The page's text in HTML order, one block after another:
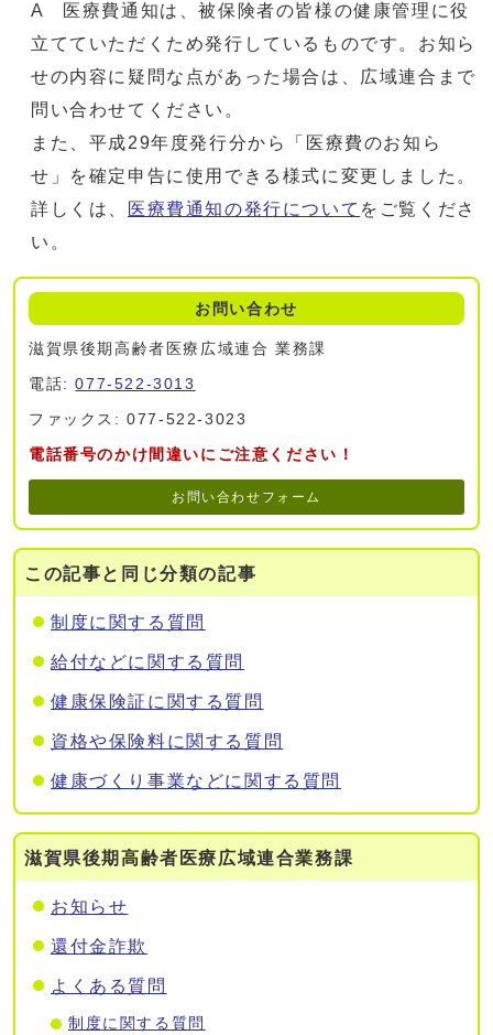
A 医療費通知は、被保険者の皆様の健康管理に役
立てていただくため発行しているものです。お知ら
せの内容に疑問な点があった場合は、広域連合まで
問い合わせてください。
また、平成29年度発行分から「医療費のお知ら
せ」を確定申告に使用できる様式に変更しました。
詳しくは、
医療費通知の発行について をご覧くださ
い。
お問い合わせ
滋賀県後期高齢者医療広域連合 業務課
電話:077-522-3013
ファックス: 077-522-3023
電話番号のかけ間違いにご注意ください！
お問い合わせフォーム
この記事と同じ分類の記事
制度に関する質問
給付などに関する質問
健康保険証に関する質問
資格や保険料に関する質問
健康づくり事業などに関する質問
滋賀県後期高齢者医療広域連合業務課
お知らせ
還付金詐欺
よくある質問
制度に関する質問